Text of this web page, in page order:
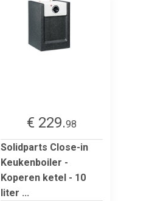
€ 229.98
Solidparts Close-in
Keukenboiler -
Koperen ketel - 10
liter ...